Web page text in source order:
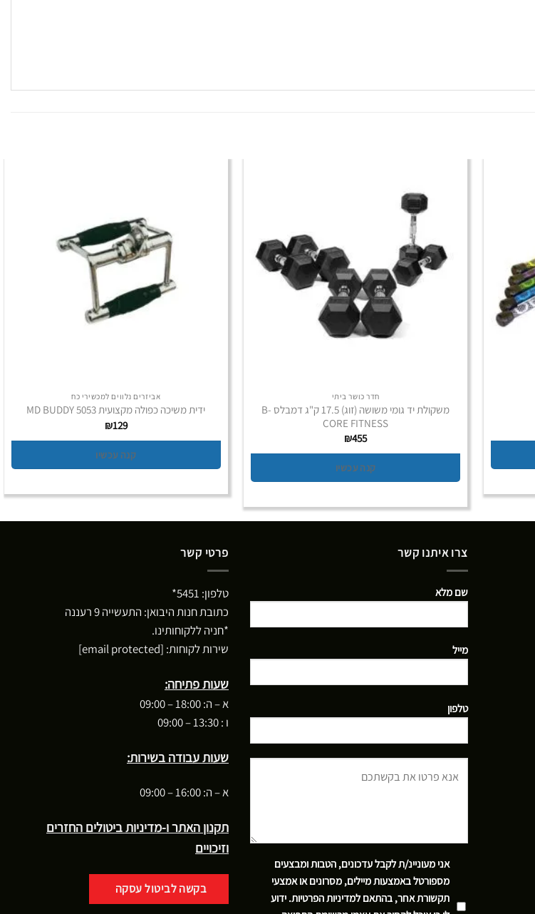
חדר כושר ביתי
משקולת יד גומי משושה (זוג) 17.5 ק"ג דמבלס B-
CORE FITNESS
₪455
קנה עכשיו
אביזרים נלווים למכשירי כח
ידית משיכה כפולה מקצועית MD BUDDY 5053
₪129
קנה עכשיו
צרו איתנו קשר
שם מלא
מייל
טלפון
אני מעוניינ/ת לקבל עדכונים, הטבות ומבצעים
מספורטל באמצעות מיילים, מסרונים או אמצעי
תקשורת אחר, בהתאםלמדיניות הפרטיות. ידוע
פרטי קשר
טלפון: 5451*
כתובת חנות היבואן: התעשייה 9 רעננה
*חניה ללקוחותינו.
שירות לקוחות: [email protected]
שעות פתיחה:
א – ה: 18:00 – 09:00
ו : 13:30 – 09:00
שעות עבודה בשירות:
א – ה: 16:00 – 09:00
תקנון האתר ו-מדיניות ביטולים החזרים
וזיכויים
בקשה לביטול עסקה